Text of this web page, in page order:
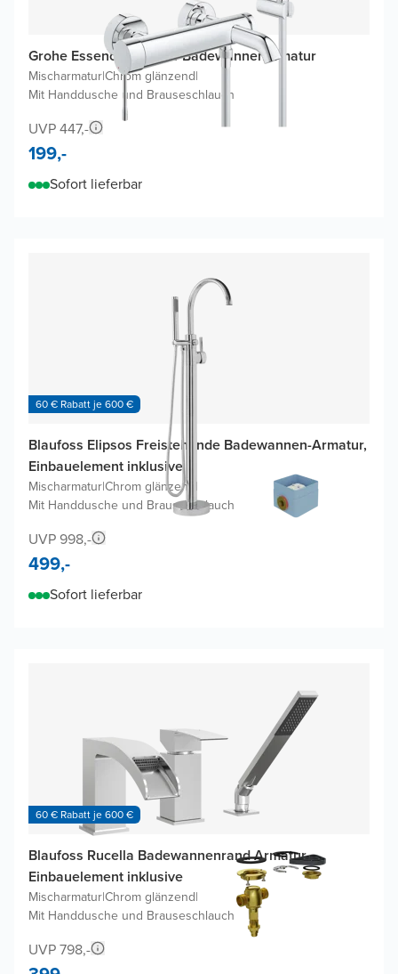
Grohe Essence Aufputz-Badewannenarmatur
Mischarmatur|Chrom glänzend|
Mit Handdusche und Brauseschlauch
UVP 447,-
199,-
Sofort lieferbar
60 € Rabatt je 600 €
Blaufoss Elipsos Freistehende Badewannen-Armatur,
Einbauelement inklusive
Mischarmatur|Chrom glänzend |
Mit Handdusche und Brauseschlauch
UVP 998,-
499,-
Sofort lieferbar
60 € Rabatt je 600 €
Blaufoss Rucella Badewannenrand Armatur,
Einbauelement inklusive
Mischarmatur|Chrom glänzend|
Mit Handdusche und Brauseschlauch
UVP 798,-